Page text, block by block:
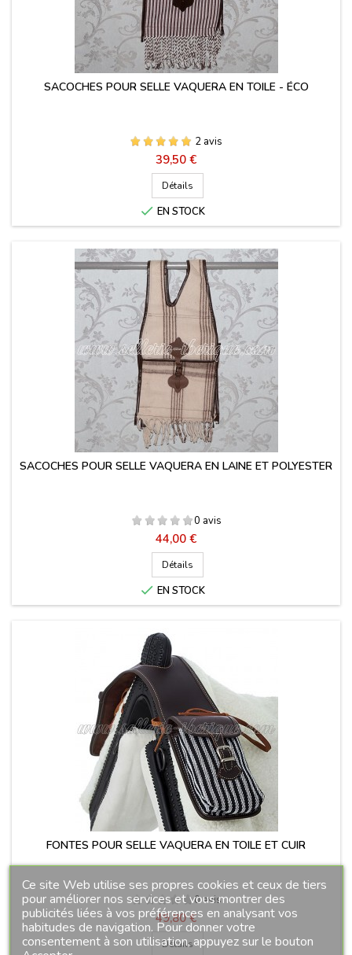
SACOCHES POUR SELLE VAQUERA EN TOILE - ÉCO
2 avis
Prix
39,50 €
Détails
 EN STOCK
SACOCHES POUR SELLE VAQUERA EN LAINE ET POLYESTER
0 avis
Prix
44,00 €
Détails
 EN STOCK
FONTES POUR SELLE VAQUERA EN TOILE ET CUIR
0 avis
Prix
49,80 €
Détails
Ce site Web utilise ses propres cookies et ceux de tiers
pour améliorer nos services et vous montrer des
publicités liées à vos préférences en analysant vos
habitudes de navigation. Pour donner votre
consentement à son utilisation, appuyez sur le bouton